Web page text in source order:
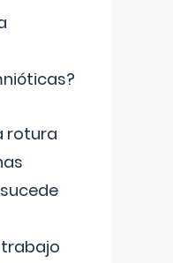
rotura